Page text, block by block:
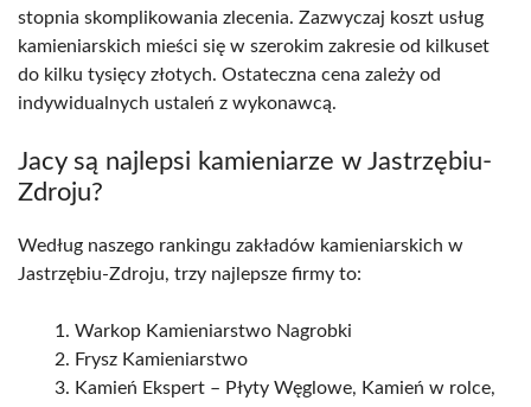
stopnia skomplikowania zlecenia. Zazwyczaj koszt usług
kamieniarskich mieści się w szerokim zakresie od kilkuset
do kilku tysięcy złotych. Ostateczna cena zależy od
indywidualnych ustaleń z wykonawcą.
Jacy są najlepsi kamieniarze w Jastrzębiu-
Zdroju?
Według naszego rankingu zakładów kamieniarskich w
Jastrzębiu-Zdroju, trzy najlepsze firmy to:
Warkop Kamieniarstwo Nagrobki
Frysz Kamieniarstwo
Kamień Ekspert – Płyty Węglowe, Kamień w rolce,